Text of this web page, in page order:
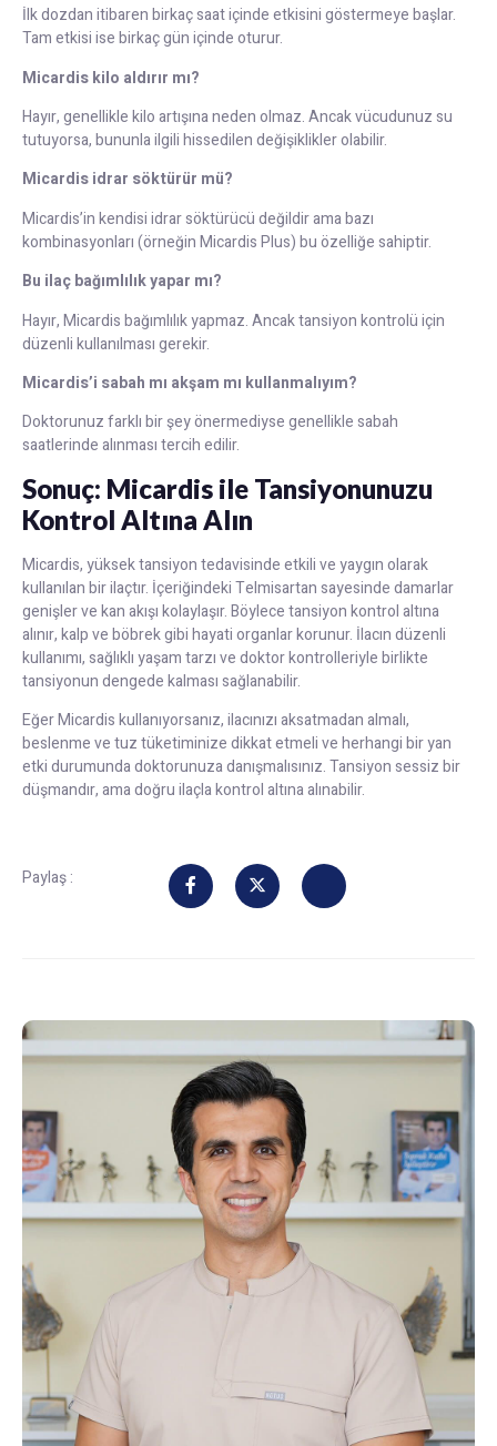
İlk dozdan itibaren birkaç saat içinde etkisini göstermeye başlar.
Tam etkisi ise birkaç gün içinde oturur.
Micardis kilo aldırır mı?
Hayır, genellikle kilo artışına neden olmaz. Ancak vücudunuz su
tutuyorsa, bununla ilgili hissedilen değişiklikler olabilir.
Micardis idrar söktürür mü?
Micardis’in kendisi idrar söktürücü değildir ama bazı
kombinasyonları (örneğin Micardis Plus) bu özelliğe sahiptir.
Bu ilaç bağımlılık yapar mı?
Hayır, Micardis bağımlılık yapmaz. Ancak tansiyon kontrolü için
düzenli kullanılması gerekir.
Micardis’i sabah mı akşam mı kullanmalıyım?
Doktorunuz farklı bir şey önermediyse genellikle sabah
saatlerinde alınması tercih edilir.
Sonuç: Micardis ile Tansiyonunuzu
Kontrol Altına Alın
Micardis, yüksek tansiyon tedavisinde etkili ve yaygın olarak
kullanılan bir ilaçtır. İçeriğindeki Telmisartan sayesinde damarlar
genişler ve kan akışı kolaylaşır. Böylece tansiyon kontrol altına
alınır, kalp ve böbrek gibi hayati organlar korunur. İlacın düzenli
kullanımı, sağlıklı yaşam tarzı ve doktor kontrolleriyle birlikte
tansiyonun dengede kalması sağlanabilir.
Eğer Micardis kullanıyorsanız, ilacınızı aksatmadan almalı,
beslenme ve tuz tüketiminize dikkat etmeli ve herhangi bir yan
etki durumunda doktorunuza danışmalısınız. Tansiyon sessiz bir
düşmandır, ama doğru ilaçla kontrol altına alınabilir.
Paylaş :